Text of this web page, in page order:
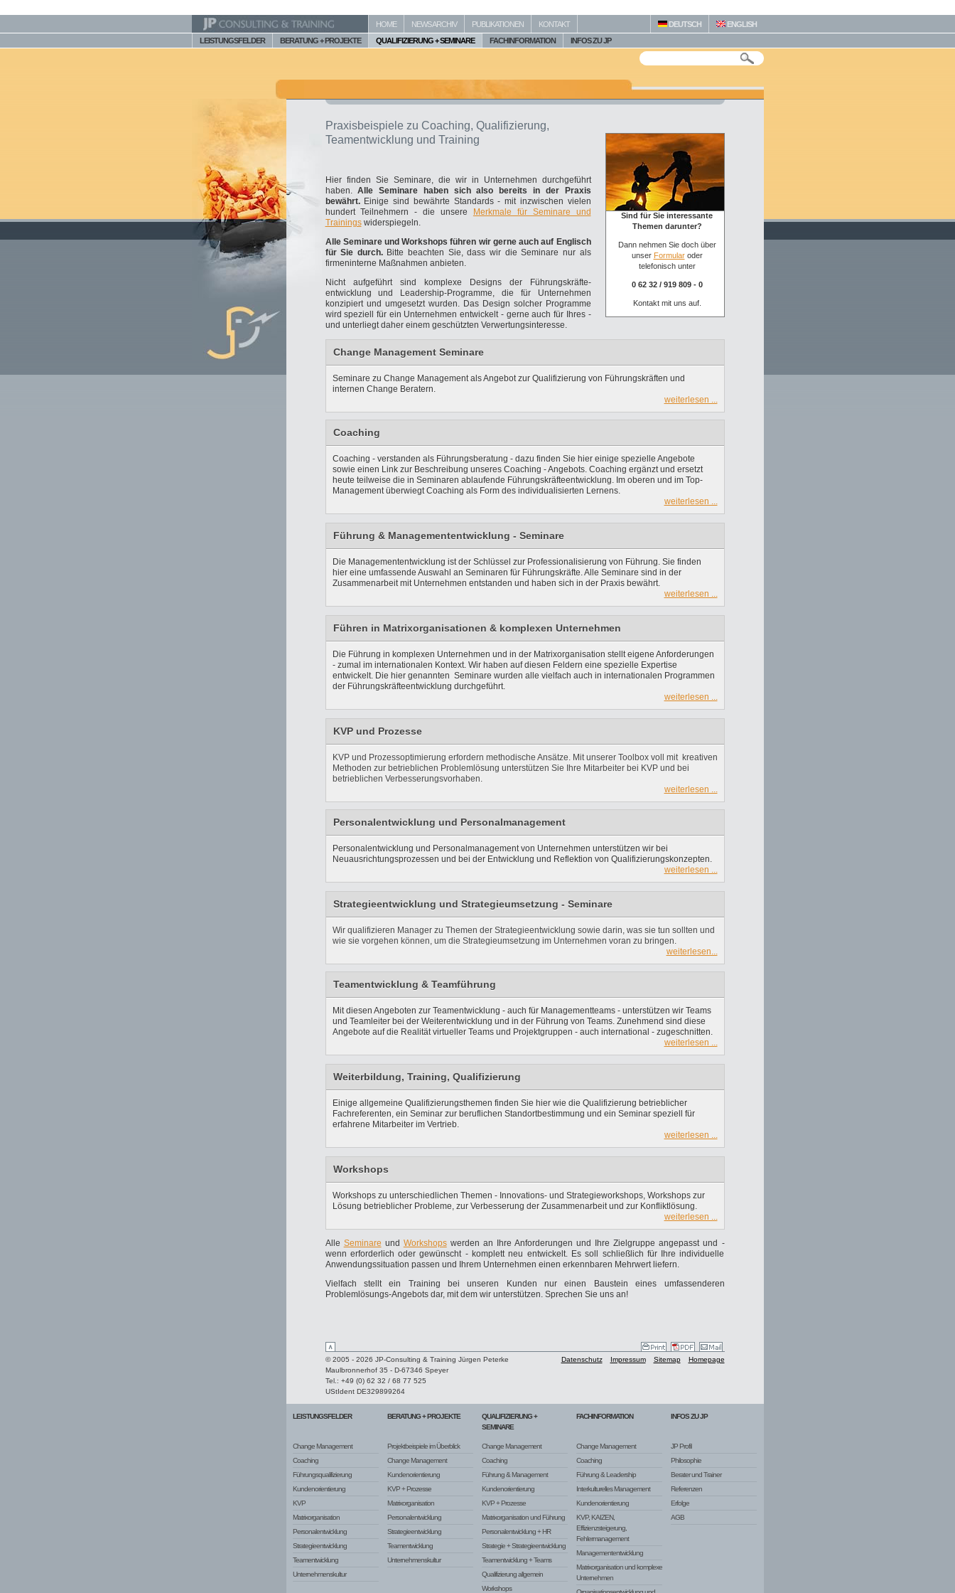
HOME NEWS ARCHIV PUBLIKATIONEN KONTAKT ENGLISH
DEUTSCH
LEISTUNGSFELDER
BERATUNG + PROJEKTE QUALIFIZIERUNG + SEMINARE FACHINFORMATION INFOS ZU JP
Sind für Sie interessante
Themen darunter?
Dann nehmen Sie doch über
unser Formularoder
telefonisch unter
0 62 32 / 919 809 - 0
Kontakt mit uns auf.
Praxisbeispiele zu Coaching, Qualifizierung,
Teamentwicklung und Training
Hier finden Sie Seminare, die wir in Unternehmen durchgeführt
haben.Alle Seminare haben sich also bereits in der Praxis
bewährt.Einige sind bewährte Standards - mit inzwischen vielen
hundert Teilnehmern - die unsere
Merkmale für Seminare und
Trainingswiderspiegeln.
Alle Seminare und Workshops führen wir gerne auch auf Englisch
für Sie durch. Bitte beachten Sie, dass wir die Seminare nur als
firmeninterne Maßnahmen anbieten.
Nicht aufgeführt sind komplexe Designs der Führungskräfte-
entwicklung und Leadership-Programme, die für Unternehmen
konzipiert und umgesetzt wurden. Das Design solcher Programme
wird speziell für ein Unternehmen entwickelt - gerne auch für Ihres -
und unterliegt daher einem geschützten Verwertungsinteresse.
Change Management Seminare
Seminare zu Change Management als Angebot zur Qualifizierung von Führungskräften und
internen Change Beratern.
weiterlesen ...
Coaching
Coaching - verstanden als Führungsberatung - dazu finden Sie hier einige spezielle Angebote
sowie einen Link zur Beschreibung unseres Coaching - Angebots. Coaching ergänzt und ersetzt
heute teilweise die in Seminaren ablaufende Führungskräfteentwicklung. Im oberen und im Top-
Management überwiegt Coaching als Form des individualisierten Lernens.
weiterlesen ...
Führung & Managemententwicklung - Seminare
Die Managemententwicklung ist der Schlüssel zur Professionalisierung von Führung. Sie finden
hier eine umfassende Auswahl an Seminaren für Führungskräfte. Alle Seminare sind in der
Zusammenarbeit mit Unternehmen entstanden und haben sich in der Praxis bewährt.
weiterlesen ...
Führen in Matrixorganisationen & komplexen Unternehmen
Die Führung in komplexen Unternehmen und in der Matrixorganisation stellt eigene Anforderungen
- zumal im internationalen Kontext. Wir haben auf diesen Feldern eine spezielle Expertise
entwickelt. Die hier genannten Seminare wurden alle vielfach auch in internationalen Programmen
der Führungskräfteentwicklung durchgeführt.
weiterlesen ...
KVP und Prozesse
KVP und Prozessoptimierung erfordern methodische Ansätze. Mit unserer Toolbox voll mit kreativen
Methoden zur betrieblichen Problemlösung unterstützen Sie Ihre Mitarbeiter bei KVP und bei
betrieblichen Verbesserungsvorhaben.
weiterlesen ...
Personalentwicklung und Personalmanagement
Personalentwicklung und Personalmanagement von Unternehmen unterstützen wir bei
Neuausrichtungsprozessen und bei der Entwicklung und Reflektion von Qualifizierungskonzepten.
weiterlesen ...
Strategieentwicklung und Strategieumsetzung - Seminare
Wir qualifizieren Manager zu Themen der Strategieentwicklung sowie darin, was sie tun sollten und
wie sie vorgehen können, um die Strategieumsetzung im Unternehmen voran zu bringen.
weiterlesen...
Teamentwicklung & Teamführung
Mit diesen Angeboten zur Teamentwicklung - auch für Managementteams - unterstützen wir Teams
und Teamleiter bei der Weiterentwicklung und in der Führung von Teams. Zunehmend sind diese
Angebote auf die Realität virtueller Teams und Projektgruppen - auch international - zugeschnitten.
weiterlesen ...
Weiterbildung, Training, Qualifizierung
Einige allgemeine Qualifizierungsthemen finden Sie hier wie die Qualifizierung betrieblicher
Fachreferenten, ein Seminar zur beruflichen Standortbestimmung und ein Seminar speziell für
erfahrene Mitarbeiter im Vertrieb.
weiterlesen ...
Workshops
Workshops zu unterschiedlichen Themen - Innovations- und Strategieworkshops, Workshops zur
Lösung betrieblicher Probleme, zur Verbesserung der Zusammenarbeit und zur Konfliktlösung.
weiterlesen ...
Alle Seminare und Workshopswerden an Ihre Anforderungen und Ihre Zielgruppe angepasst und -
wenn erforderlich oder gewünscht - komplett neu entwickelt. Es soll schließlich für Ihre individuelle
Anwendungssituation passen und Ihrem Unternehmen einen erkennbaren Mehrwert liefern.
Vielfach stellt ein Training bei unseren Kunden nur einen Baustein eines umfassenderen
Problemlösungs-Angebots dar, mit dem wir unterstützen. Sprechen Sie uns an!
Datenschutz Impressum Sitemap Homepage
© 2005 - 2026 JP-Consulting & Training Jürgen Peterke
Maulbronnerhof 35 - D-67346 Speyer
Tel.: +49 (0) 62 32 / 68 77 525
UStIdent DE329899264
LEISTUNGSFELDER
Change Management
Coaching
Führungsqualifizierung
Kundenorientierung
KVP
Matrixorganisation
Personalentwicklung
Strategieentwicklung
Teamentwicklung
Unternehmenskultur
BERATUNG + PROJEKTE
Projektbeispiele im Überblick
Change Management
Kundenorientierung
KVP + Prozesse
Matrixorganisation
Personalentwicklung
Strategieentwicklung
Teamentwicklung
Unternehmenskultur
QUALIFIZIERUNG +
SEMINARE
Change Management
Coaching
Führung & Management
Kundenorientierung
KVP + Prozesse
Matrixorganisation und Führung
Personalentwicklung + HR
Strategie + Strategieentwicklung
Teamentwicklung + Teams
Qualifizierung allgemein
Workshops
FACHINFORMATION
Change Management
Coaching
Führung & Leadership
Interkulturelles Management
Kundenorientierung
KVP, KAIZEN,
Effizienzsteigerung,
Fehlermanagement
Managemententwicklung
Matrixorganisation und komplexe
Unternehmen
INFOS ZU JP
JP Profil
Philosophie
Berater und Trainer
Referenzen
Erfolge
AGB